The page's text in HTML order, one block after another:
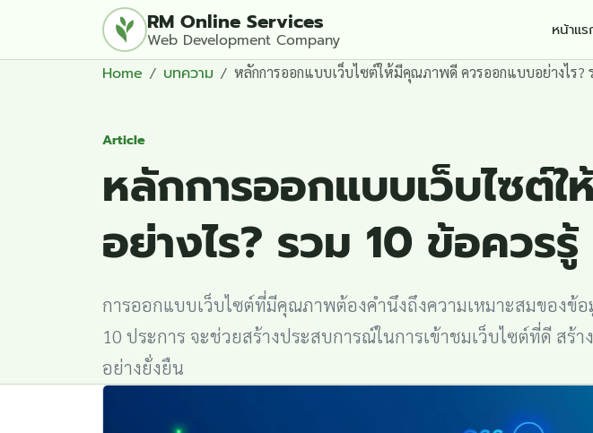
RM Online Services
Web Development Company หน้าแร
Home บทความ หลักการออกแบบเว็บไซต์ให้มีคุณภาพดี ควรออกแบบอย่างไร?
Article
หลักการออกแบบเว็บไซ
อย่างไร? รวม 10 ข้อควรรู้
การออกแบบเว็บไซต์ที่มีคุณภาพต้องคำนึงถึงความเหมาะสมของข้
10 ประการ จะช่วยสร้างประสบการณ์ในการเข้าชมเว็บไซต์ที่ดี สร้
อย่างยั่งยืน